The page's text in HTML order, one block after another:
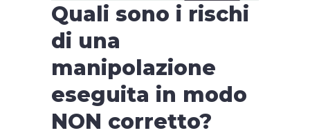
Quali sono i rischi
di una
manipolazione
eseguita in modo
NON corretto?